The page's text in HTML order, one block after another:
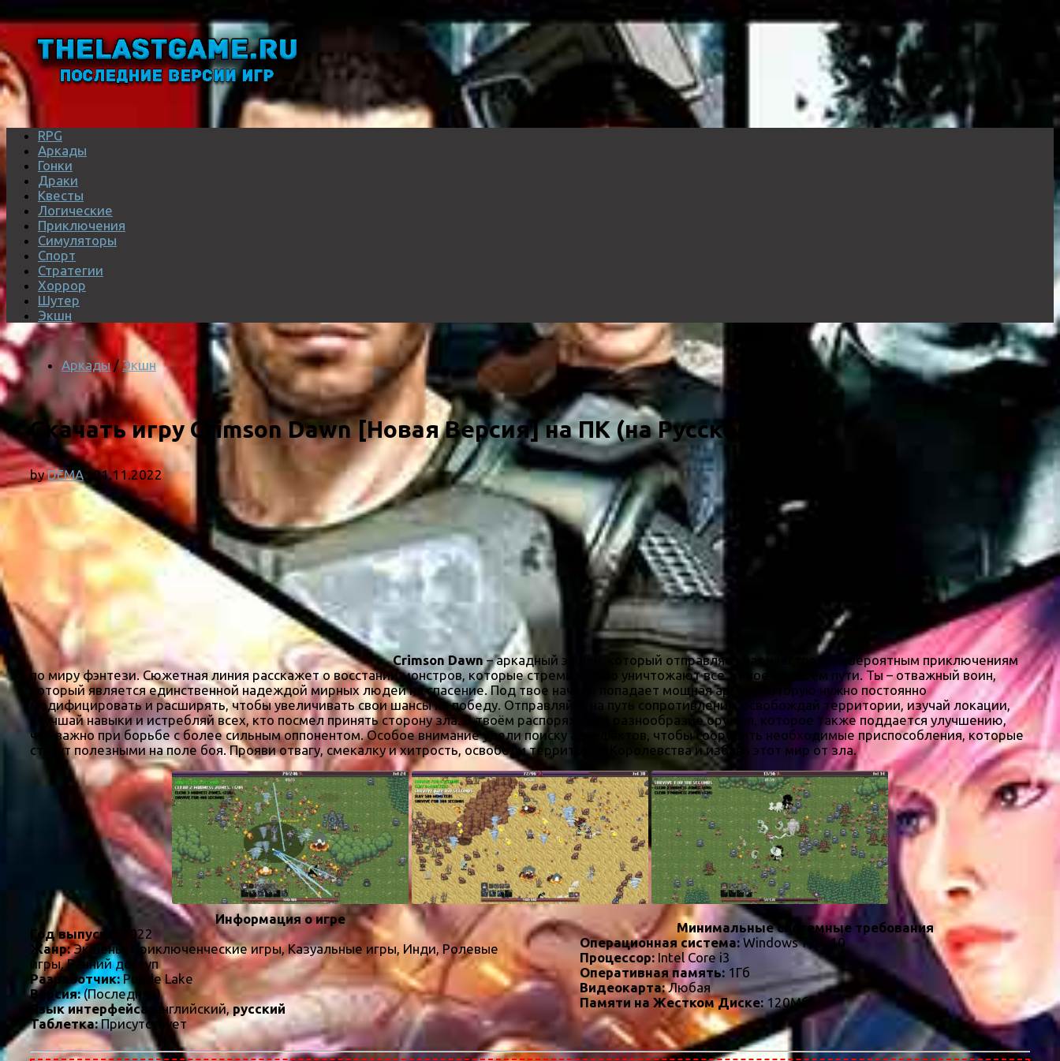
RPG
Аркады
Гонки
Драки
Квесты
Логические
Приключения
Симуляторы
Спорт
Стратегии
Хоррор
Шутер
Экшн
Аркады / Экшн
Скачать игру Crimson Dawn [Новая Версия] на ПК (на Русском)
byDEMA ·01.11.2022
Crimson Dawn– аркадный экшен, который отправляет нас навстречу невероятным приключениям
по миру фэнтези. Сюжетная линия расскажет о восстании монстров, которые стремительно уничтожают все живое на своем пути. Ты – отважный воин,
который является единственной надеждой мирных людей на спасение. Под твое начало попадает мощная армия, которую нужно постоянно
модифицировать и расширять, чтобы увеличивать свои шансы на победу. Отправляйся на путь сопротивления, освобождай территории, изучай локации,
улучшай навыки и истребляй всех, кто посмел принять сторону зла. В твоём распоряжении разнообразие оружия, которое также поддается улучшению,
что важно при борьбе с более сильным оппонентом. Особое внимание удели поиску артефактов, чтобы соорудить необходимые приспособления, которые
станут полезными на поле боя. Прояви отвагу, смекалку и хитрость, освободи территории Королевства и избавь этот мир от зла.
Информация о игре
Год выпуска:
2022
Жанр:Экшены, Приключенческие игры, Казуальные игры, Инди, Ролевые
игры, Ранний доступ
Разработчик: Purple Lake
Версия:(Последняя)
Язык интерфейса:
английский,русский
Таблетка:Присутствует
Минимальные системные требования
Операционная система: Windows 7, 8, 10
Процессор: Intel Core i3
Оперативная память: 1Гб
Видеокарта:Любая
Памяти на Жестком Диске: 120Мб